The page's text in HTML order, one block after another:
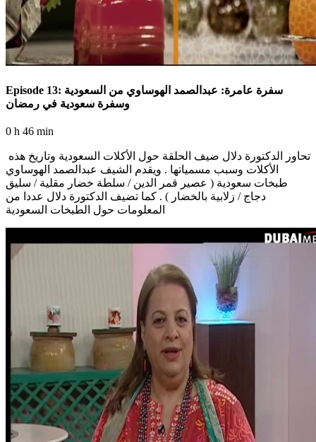
Episode 13: سفرة عامرة: عبدالصمد الهوساوي من السعودية
وسفرة سعودية في رمضان
0 h 46 min
الأكلات وسبب مسمياتها . ويقدم الشيف عبدالصمد الهوساوي
طبخات سعودية ( عصير قمر الدين / سلطة خضار مقلية / سليق
دجاج / زلابية بالخضار ) . كما تضيف الدكتورة دلال عددا من
المعلومات حول الطبخات السعودية